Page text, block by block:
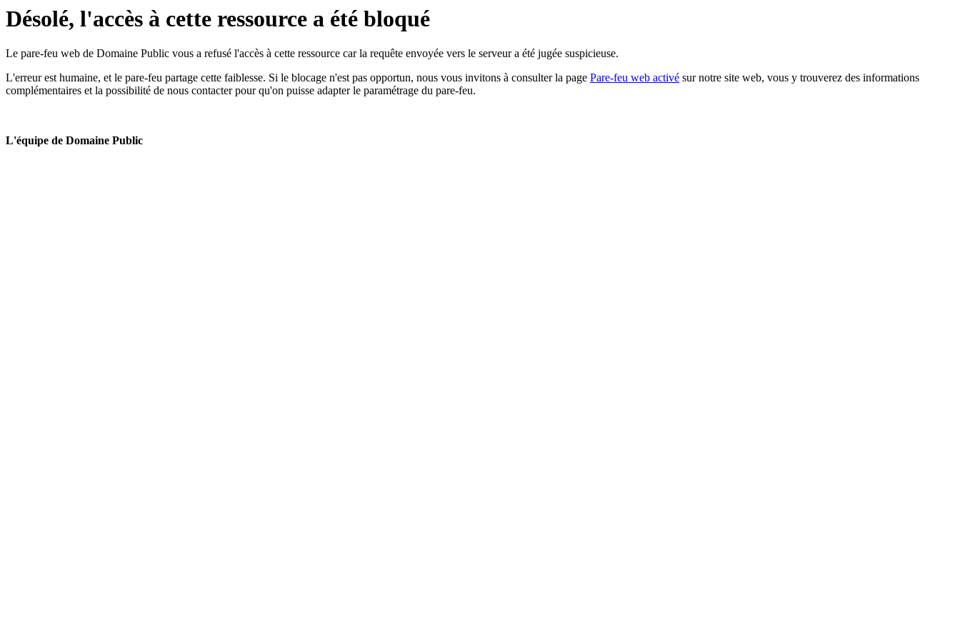
Désolé, l'accès à cette ressource a été bloqué
Le pare-feu web de Domaine Public vous a refusé l'accès à cette ressource car la requête envoyée vers le serveur a été jugée suspicieuse.
L'erreur est humaine, et le pare-feu partage cette faiblesse. Si le blocage n'est pas opportun, nous vous invitons à consulter la page Pare-feu web activé sur notre site web, vous y trouverez des informations
complémentaires et la possibilité de nous contacter pour qu'on puisse adapter le paramétrage du pare-feu.
L'équipe de Domaine Public